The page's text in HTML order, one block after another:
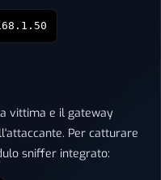
vittima e il gateway
Per catturare
sniffer integrato: